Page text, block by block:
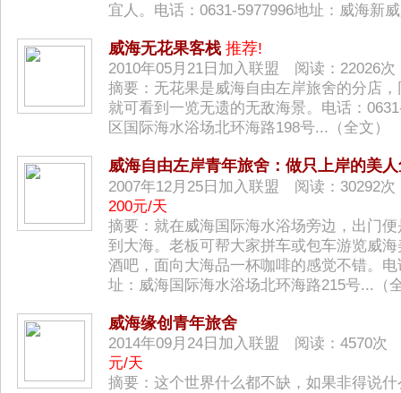
宜人。电话：0631-5977996地址：威海新
威海无花果客栈 推荐!
2010年05月21日加入联盟 阅读：
摘要：无花果是威海自由左岸旅舍的分店
就可看到一览无遗的无敌海景。电话：
区国际海水浴场北环海路198号...（全文 ）
威海自由左岸青年旅舍：做只上岸的美
2007年12月25日加入联盟 阅读：
200元/天
摘要：就在威海国际海水浴场旁边，出门
到大海。老板可帮大家拼车或包车游览威
酒吧，面向大海品一杯咖啡的感觉不错。
址：威海国际海水浴场北环海路215号...（
威海缘创青年旅舍
2014年09月24日加入联盟 阅读：4570
元/天
摘要：这个世界什么都不缺，如果非得说